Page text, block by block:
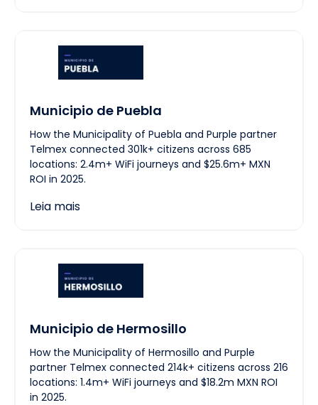
Municipio de Puebla
How the Municipality of Puebla and Purple partner
Telmex connected 301k+ citizens across 685
locations: 2.4m+ WiFi journeys and $25.6m+ MXN
ROI in 2025.
Leia mais
Municipio de Hermosillo
How the Municipality of Hermosillo and Purple
partner Telmex connected 214k+ citizens across 216
locations: 1.4m+ WiFi journeys and $18.2m MXN ROI
in 2025.